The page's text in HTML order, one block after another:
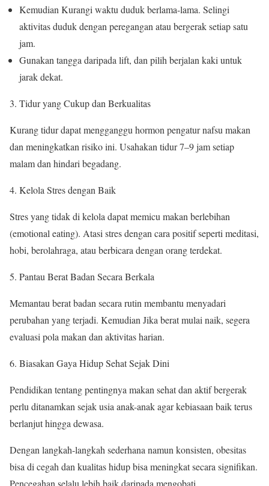
Kemudian Kurangi waktu duduk berlama-lama. Selingi
aktivitas duduk dengan peregangan atau bergerak setiap satu
jam.
Gunakan tangga daripada lift, dan pilih berjalan kaki untuk
jarak dekat.
Tidur yang Cukup dan Berkualitas
Kurang tidur dapat mengganggu hormon pengatur nafsu makan
dan meningkatkan risiko ini. Usahakan tidur 7–9 jam setiap
malam dan hindari begadang.
Kelola Stres dengan Baik
Stres yang tidak di kelola dapat memicu makan berlebihan
(emotional eating). Atasi stres dengan cara positif seperti meditasi,
hobi, berolahraga, atau berbicara dengan orang terdekat.
Pantau Berat Badan Secara Berkala
Memantau berat badan secara rutin membantu menyadari
perubahan yang terjadi. Kemudian Jika berat mulai naik, segera
evaluasi pola makan dan aktivitas harian.
Biasakan Gaya Hidup Sehat Sejak Dini
Pendidikan tentang pentingnya makan sehat dan aktif bergerak
perlu ditanamkan sejak usia anak-anak agar kebiasaan baik terus
berlanjut hingga dewasa.
Dengan langkah-langkah sederhana namun konsisten, obesitas
bisa di cegah dan kualitas hidup bisa meningkat secara signifikan.